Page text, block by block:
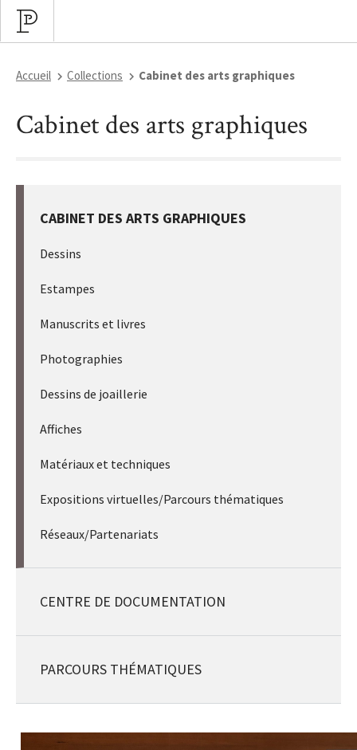
Accueil Collections Cabinet des arts graphiques
Cabinet des arts graphiques
CABINET DES ARTS GRAPHIQUES
Dessins
Estampes
Manuscrits et livres
Photographies
Dessins de joaillerie
Affiches
Matériaux et techniques
Expositions virtuelles/Parcours thématiques
Réseaux/Partenariats
CENTRE DE DOCUMENTATION
PARCOURS THÉMATIQUES